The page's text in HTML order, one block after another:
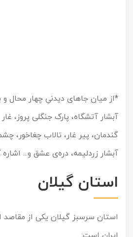
*از میان جاهای دیدنیِ چهار محال و
آبشار آتشگاه، پارک جنگلی پروز،
گندمان، پیر غار، تالاب چغاخور،
آبشار زردلیمه، دره‌ی عشق و... اشاره
استان گیلان
استان سرسبز گیلان یکی از